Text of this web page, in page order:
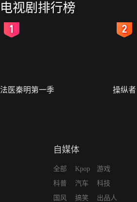
电视剧排行榜
法医秦明第一季 操纵者
自媒体
全部
科普
国风
Kpop
汽车
搞笑
游戏
科技
出品人